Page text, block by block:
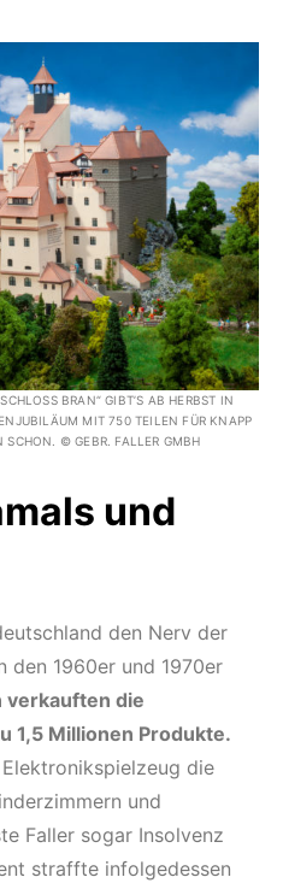
BRAN“ GIBT’S AB HERBST IN
MIT 750 TEILEN FÜR KNAPP
SCHON. © GEBR. FALLER GMBH
und
den Nerv der
den 1960er und 1970er
verkauften die
1,5 Millionen Produkte.
die
und
Faller sogar Insolvenz
straffte infolgedessen